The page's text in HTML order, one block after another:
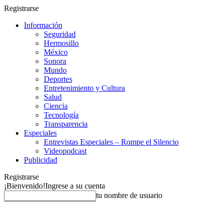
Registrarse
Información
Seguridad
Hermosillo
México
Sonora
Mundo
Deportes
Entretenimiento y Cultura
Salud
Ciencia
Tecnología
Transparencia
Especiales
Entrevistas Especiales – Rompe el Silencio
Videopodcast
Publicidad
Registrarse
¡Bienvenido!Ingrese a su cuenta
tu nombre de usuario